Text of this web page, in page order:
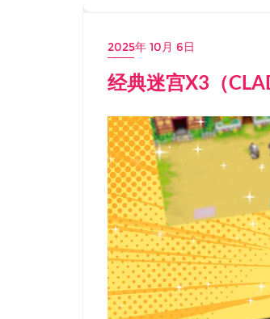
2025年 10月 6日
经典迷宫X3（